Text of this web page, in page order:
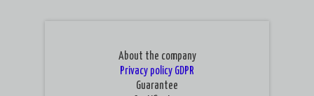
About the company
Privacy policy GDPR
Guarantee